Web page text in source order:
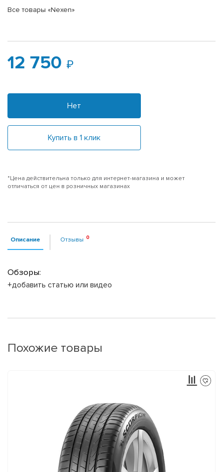
Все товары «Nexen»
12 750
Нет
Купить в 1 клик
*Цена действительна только для интернет-магазина и может
отличаться от цен в розничных магазинах
Описание Отзывы
Обзоры:
+добавить статью или видео
Похожие товары